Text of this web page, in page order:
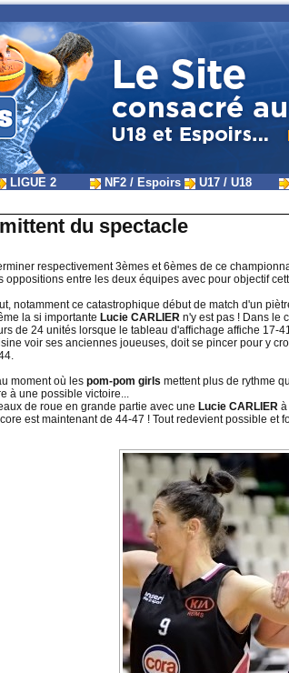
LIGUE 2 NF2 / Espoirs U17 / U18
du spectacle
respectivement 3èmes et 6èmes de ce
entre les deux équipes avec pour objectif
notamment ce catastrophique début de match d'un
la si importante Lucie CARLIER n'y est pas ! Dans le
de 24 unités lorsque le tableau d'affichage affiche 17-
voir ses anciennes joueuses, doit se pincer pour y
moment où les pom-pom girls mettent plus de rythme
à une possible victoire...
de roue en grande partie avec une Lucie CARLIER à
est maintenant de 44-47 ! Tout redevient possible et